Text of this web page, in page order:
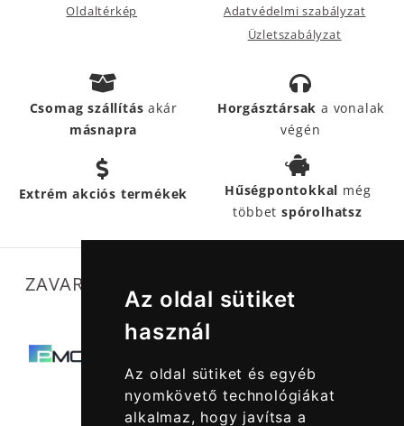
Az oldal sütiket
használ
Az oldal sütiket és egyéb
nyomkövető technológiákat
alkalmaz, hogy javítsa a
Oldaltérkép
Adatvédelmi szabályzat
Üzletszabályzat
Csomag szállításakár
másnapra
Horgásztársak a vonalak
végén
Extrém akciós termékek Hűségpontokkal még
többetspórolhatsz
ZAVARTALAN MŰKÖDÉSÜNKET SEGÍTIK